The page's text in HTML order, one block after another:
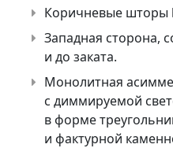
Коричневые шторы
Западная сторона,
и до заката.
Монолитная
с диммируемой
в форме
и фактурной